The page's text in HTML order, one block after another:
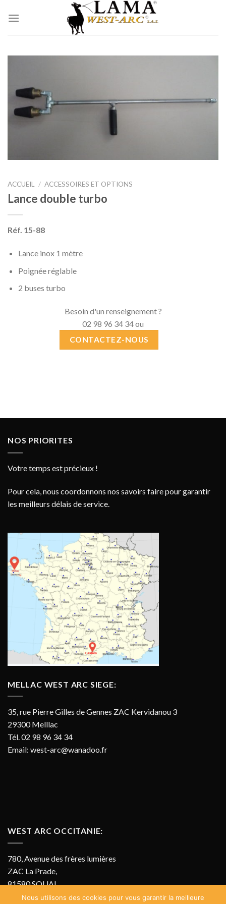
ACCUEIL / ACCESSOIRES ET OPTIONS
Lance double turbo
Réf. 15-88
Lance inox 1 mètre
Poignée réglable
2 buses turbo
Besoin d'un renseignement ?
02 98 96 34 34 ou
CONTACTEZ-NOUS
NOS PRIORITES
Votre temps est précieux !
Pour cela, nous coordonnons nos savoirs faire pour garantir
les meilleurs délais de service.
MELLAC WEST ARC SIEGE:
35, rue Pierre Gilles de Gennes ZAC Kervidanou 3
29300 Melllac
Tél. 02 98 96 34 34
Email: west-arc@wanadoo.fr
WEST ARC OCCITANIE:
780, Avenue des frères lumières
ZAC La Prade,
81580 SOUAL
Tél. 07 69 11 05 85
Nous utilisons des cookies pour vous garantir la meilleure